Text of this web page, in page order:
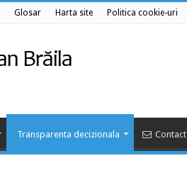
Glosar Harta site Politica cookie-uri
Transparenta decizionala Contact